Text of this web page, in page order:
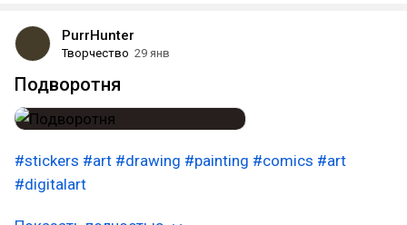
PurrHunter
Творчество 29 янв
Подворотня
#stickers #art #drawing #painting #comics #art
#digitalart